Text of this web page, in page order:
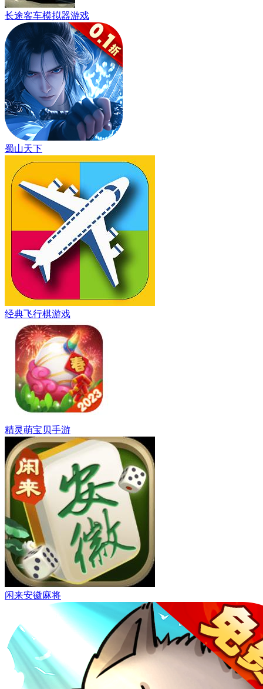
长途客车模拟器游戏
蜀山天下
经典飞行棋游戏
精灵萌宝贝手游
闲来安徽麻将